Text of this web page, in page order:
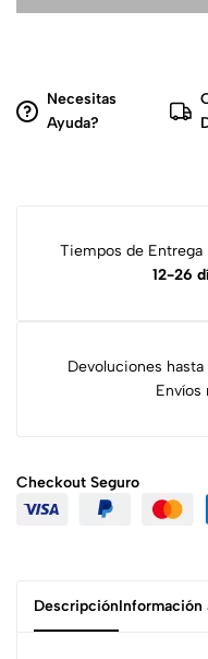
Necesitas
Ayuda?
Tiempos de Entrega
12-26
Devoluciones hasta
Envíos
Checkout Seguro
DescripciónInformación